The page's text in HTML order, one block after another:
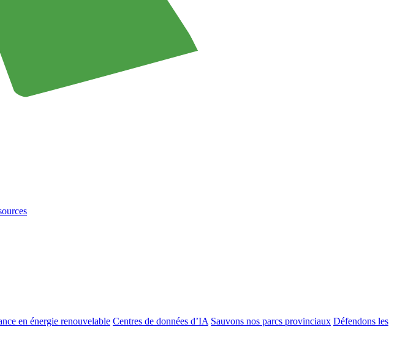
en énergie renouvelable Centres de données d’IA Sauvons nos parcs provinciaux Défendons les